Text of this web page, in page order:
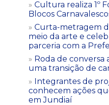
Cultura realiza 1º
Blocos
Curta-metragem
meio da arte e
parceria com a
Roda de conversa
uma transição de
Integrantes de
conhecem ações
em Jundiaí